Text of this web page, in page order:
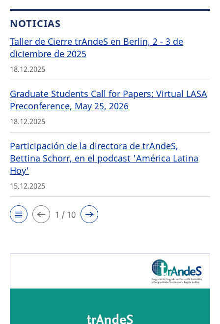
NOTICIAS
Taller de Cierre trAndeS en Berlin, 2 - 3 de
diciembre de 2025
18.12.2025
Graduate Students Call for Papers: Virtual LASA
Preconference, May 25, 2026
18.12.2025
Participación de la directora de trAndeS,
Bettina Schorr, en el podcast 'América Latina
Hoy'
15.12.2025
1 / 10